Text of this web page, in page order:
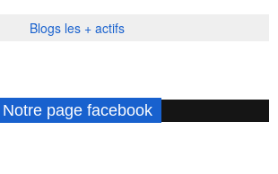
Blogs les + actifs
Notre page facebook